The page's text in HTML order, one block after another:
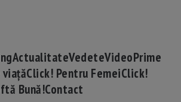
ActualitateVedeteVideoPrime
Click! Pentru FemeiClick!
Bună!Contact